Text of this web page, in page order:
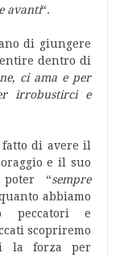
avanti“.
di giungere
dentro di
ci ama e per
irrobustirci e
di avere il
e il suo
“sempre
abbiamo
peccatori e
scopriremo
la forza per